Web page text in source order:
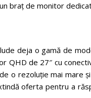
braț de monitor
deja o gamă de
QHD de 27″ cu
o rezoluție mai mare
oferta pentru a